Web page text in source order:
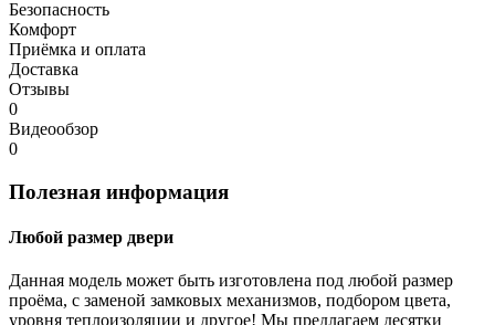
Безопасность
Комфорт
Приёмка и оплата
Доставка
Отзывы
0
Видеообзор
0
Полезная информация
Любой размер двери
Данная модель может быть изготовлена под любой размер
проёма, с заменой замковых механизмов, подбором цвета,
уровня теплоизоляции и другое! Мы предлагаем десятки